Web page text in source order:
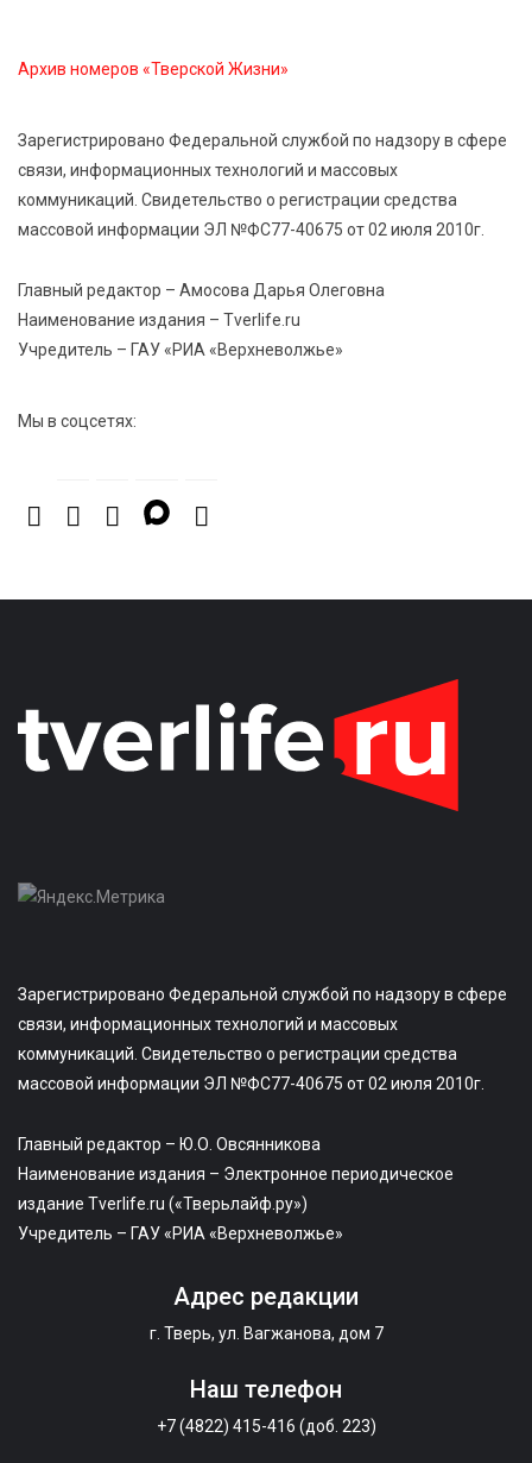
оплатили образование детей в 2026 году
7 Авг 2026 12:02 160
Ребёнок, жизнь, семья: жители Твери назвали
главные подарки в своей жизни
Виталий Королев увеличил выплату контрактникам
до 2,5 миллиона рублей
Архив номеров «Тверской Жизни»
Зарегистрировано Федеральной службой по надзору в сфере
связи, информационных технологий и массовых
коммуникаций. Свидетельство о регистрации средства
массовой информации ЭЛ №ФС77-40675 от 02 июля 2010г.
Главный редактор – Амосова Дарья Олеговна
Наименование издания – Tverlife.ru
Учредитель – ГАУ «РИА «Верхневолжье»
Мы в соцсетях:
Зарегистрировано Федеральной службой по надзору в сфере
связи, информационных технологий и массовых
коммуникаций. Свидетельство о регистрации средства
массовой информации ЭЛ №ФС77-40675 от 02 июля 2010г.
Главный редактор – Ю.О. Овсянникова
Наименование издания – Электронное периодическое
издание Tverlife.ru («Тверьлайф.ру»)
Учредитель – ГАУ «РИА «Верхневолжье»
Адрес редакции
г. Тверь, ул. Вагжанова, дом 7
Наш телефон
+7 (4822) 415-416 (доб. 223)